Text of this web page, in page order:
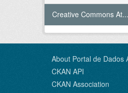
Creative Commons At...
About Portal de Dados
CKAN API
CKAN Association